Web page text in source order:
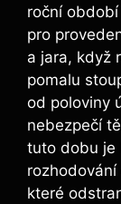
roční
pro
a jara, když
pomalu
od poloviny
nebezpečí
tuto dobu je
které